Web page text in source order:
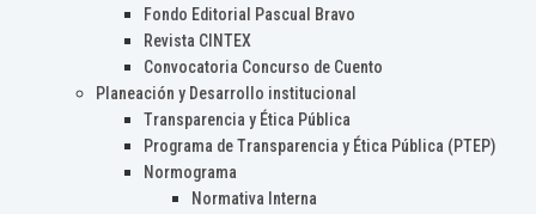
Fondo Editorial Pascual Bravo
Revista CINTEX
Convocatoria Concurso de Cuento
Planeación y Desarrollo institucional
Transparencia y Ética Pública
Programa de Transparencia y Ética Pública (PTEP)
Normograma
Normativa Interna